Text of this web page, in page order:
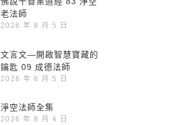
老法師
2026 年 8 月 5 日
文言文—開啟智慧寶藏的
鑰匙 09 成德法師
2026 年 8 月 5 日
淨空法師全集
2026 年 8 月 4 日